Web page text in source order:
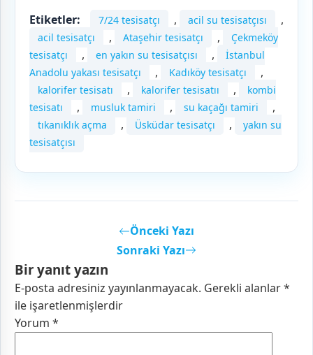
Etiketler: 7/24 tesisatçı , acil su tesisatçısı ,
acil tesisatçı , Ataşehir tesisatçı ,
Çekmeköy
tesisatçı
, en yakın su tesisatçısı ,
İstanbul
Anadolu yakası tesisatçı
, Kadıköy tesisatçı ,
kalorifer tesisatı , kalorifer tesisatıı ,
kombi
tesisatı
, musluk tamiri , su kaçağı tamiri ,
tıkanıklık açma , Üsküdar tesisatçı ,
yakın su
tesisatçısı
Önceki Yazı
Sonraki Yazı
Bir yanıt yazın
E-posta adresiniz yayınlanmayacak. Gerekli alanlar*
ile işaretlenmişlerdir
Yorum *